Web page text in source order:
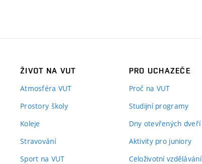
ŽIVOT NA VUT
Atmosféra VUT
Prostory školy
Koleje
Stravování
Sport na VUT
PRO UCHAZEČE
Proč na VUT
Studijní programy
Dny otevřených dveří
Aktivity pro juniory
Celoživotní vzdělávání